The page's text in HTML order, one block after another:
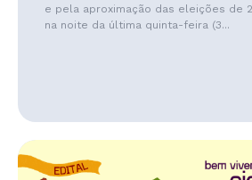
e pela aproximação das eleições de
na noite da última quinta-feira (3...